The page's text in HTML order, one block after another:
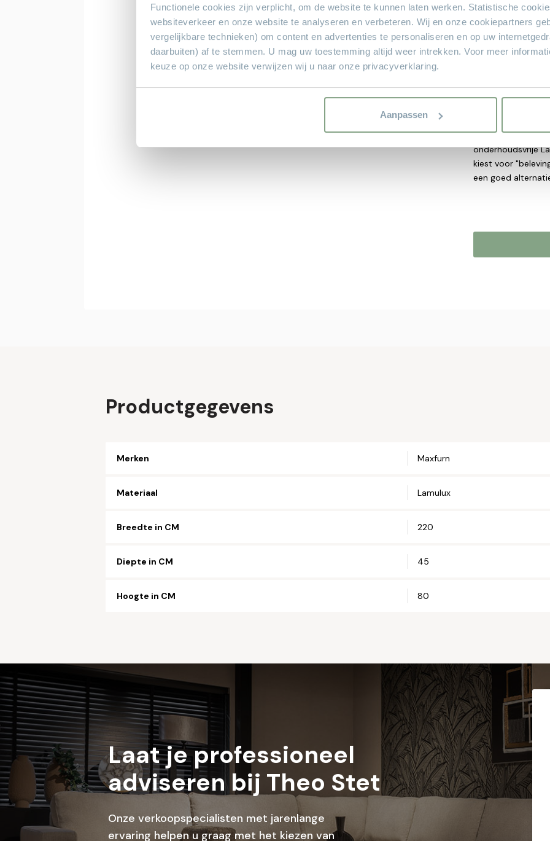
Functionele cookies zijn verplicht, om de website te kunnen laten werken. Statistische
websiteverkeer en onze website te analyseren en verbeteren. Wij en onze cookiepartners
vergelijkbare technieken) om content en advertenties te personaliseren en op uw
daarbuiten) af te stemmen. U mag uw toestemming altijd weer intrekken. Voor meer
keuze op onze website verwijzen wij u naar onze privacyverklaring.
Aanpassen
gevoelig voor
houttekening en
karakteristieken
er niet alleen uit
gevoelig is dan
krassen en is
doek is al
prachtige en
optiek van
onderhoudsvrije
kiest voor
een goed
Let op:
Productgegevens
Merken Maxfurn
Materiaal Lamulux
Breedte in CM 220
Diepte in CM 45
Hoogte in CM 80
Laat je professioneel
adviseren bij Theo Stet
Onze verkoopspecialisten met jarenlange
ervaring helpen u graag met het kiezen van